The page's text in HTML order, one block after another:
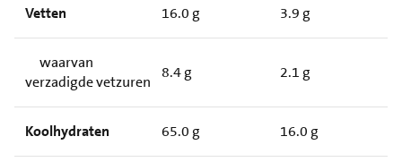
Vetten 16.0 g 3.9 g
waarvan
verzadigde vetzuren
8.4 g 2.1 g
Koolhydraten 65.0 g 16.0 g